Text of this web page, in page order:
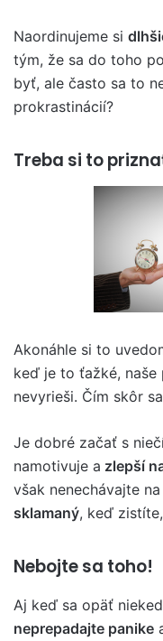
Naordinujeme si
tým, že sa do toho
byť, ale často sa to
prokrastinácií?
Treba si to
Akonáhle si to
keď je to ťažké,
nevyrieši. Čím skôr
Je dobré začať s
namotivuje a zlepší
však nenechávajte
sklamaný, keď
Nebojte sa toho!
Aj keď sa opäť
neprepadajte panike